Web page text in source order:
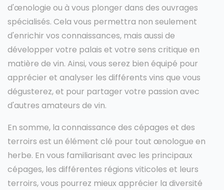
d'œnologie ou à vous plonger dans des ouvrages
spécialisés. Cela vous permettra non seulement
d'enrichir vos connaissances, mais aussi de
développer votre palais et votre sens critique en
matière de vin. Ainsi, vous serez bien équipé pour
apprécier et analyser les différents vins que vous
dégusterez, et pour partager votre passion avec
d'autres amateurs de vin.
En somme, la connaissance des cépages et des
terroirs est un élément clé pour tout œnologue en
herbe. En vous familiarisant avec les principaux
cépages, les différentes régions viticoles et leurs
terroirs, vous pourrez mieux apprécier la diversité